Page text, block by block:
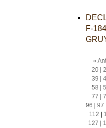
F-
«
20|
39
58
77
96
97
112
127